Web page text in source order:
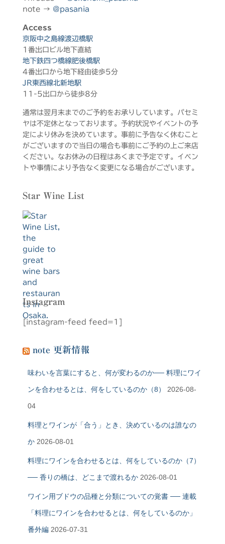
note → @pasania
Access
京阪中之島線渡辺橋駅
1番出口ビル地下直結
地下鉄四つ橋線肥後橋駅
4番出口から地下経由徒歩5分
JR東西線北新地駅
11-5出口から徒歩8分
通常は翌月末までのご予約をお承りしています。パセミ
ヤは不定休となっております。予約状況やイベントの予
定により休みを決めています。事前に予告なく休むこと
がございますので当日の場合も事前にご予約の上ご来店
ください。なお休みの日程はあくまで予定です。イベン
トや事情により予告なく変更になる場合がございます。
Star Wine List
Instagram
[instagram-feed feed=1]
note 更新情報
味わいを言葉にすると、何が変わるのか── 料理にワイ
ンを合わせるとは、何をしているのか（8） 2026-08-
04
料理とワインが「合う」とき、決めているのは誰なの
か 2026-08-01
料理にワインを合わせるとは、何をしているのか（7）
── 香りの橋は、どこまで渡れるか 2026-08-01
ワイン用ブドウの品種と分類についての覚書 ── 連載
「料理にワインを合わせるとは、何をしているのか」
番外編 2026-07-31